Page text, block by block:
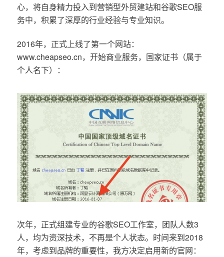
心，将自身精力投入到营销型外贸建站和谷歌SEO服
务中，积累了深厚的行业经验与专业知识。
2016年，正式上线了第一个网站：
www.cheapseo.cn，开始商业服务，国家证书（属于
个人名下）：
次年，正式组建专业的谷歌SEO工作室，团队人数3
人，均为资深技术，不再是个人状态。时间来到2018
年，考虑到品牌的重要性，我方决定启用新的官网：